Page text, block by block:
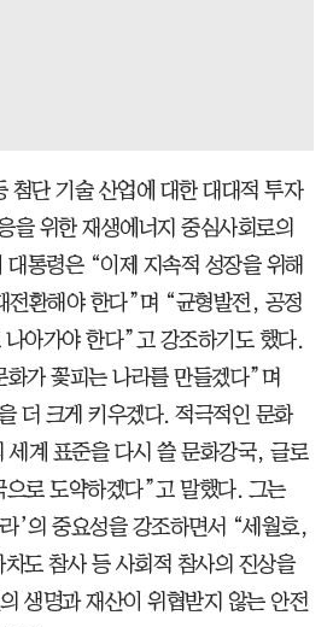
첨단 기술 산업에 대한 대대적 투자
을 위한 재생에너지 중심사회로의
통령은 “이제 지속적 성장을 위해
전환해야 한다”며 “균형발전, 공정
아가야 한다”고 강조하기도 했다.
가 꽃피는 나라를 만들겠다”며
더 크게 키우겠다. 적극적인 문화
세계 표준을 다시 쓸 문화강국, 글로
으로 도약하겠다”고 말했다. 그는
’의 중요성을 강조하면서 “세월호,
도 참사 등 사회적 참사의 진상을
생명과 재산이 위협받지 않는 안전